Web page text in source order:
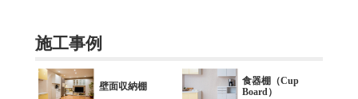
施工事例
壁面収納棚
食器棚（Cup
Board）